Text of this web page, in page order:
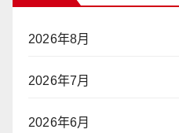
2026年8月
2026年7月
2026年6月